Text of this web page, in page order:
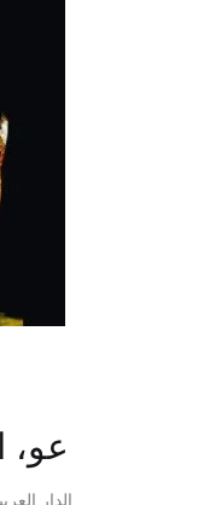
عو،
الدار